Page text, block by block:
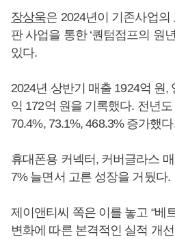
장상욱은 2024년이 기존사업의
판 사업을 통한 ‘퀀텀점프의 원
있다.
2024년 상반기 매출 1924억 원,
익 172억 원을 기록했다. 전년
70.4%, 73.1%, 468.3% 증가했
휴대폰용 커넥터, 커버글라스
7% 늘면서 고른 성장을 거뒀다.
제이앤티씨 쪽은 이를 놓고 “베
변화에 따른 본격적인 실적 개